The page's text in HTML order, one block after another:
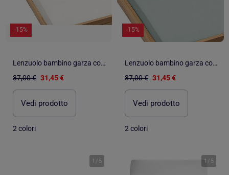
-15%
Lenzuolo bambino garza cotone | SEVIRA KIDS
37,00 € 31,45 €
Vedi prodotto
2 colori
-15%
Lenzuolo bambino garza cotone | SEVIRA KIDS
37,00 € 31,45 €
Vedi prodotto
2 colori
1 / 5 1 / 5